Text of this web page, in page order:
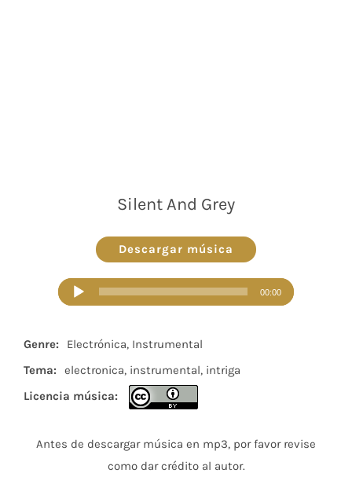
Silent And Grey
Descargar música
Reproductor
de
00:00
Genre:
Electrónica, Instrumental
Tema:
electronica, instrumental, intriga
Licencia música:
Antes de descargar música en mp3, por favor revise
como dar crédito al autor.